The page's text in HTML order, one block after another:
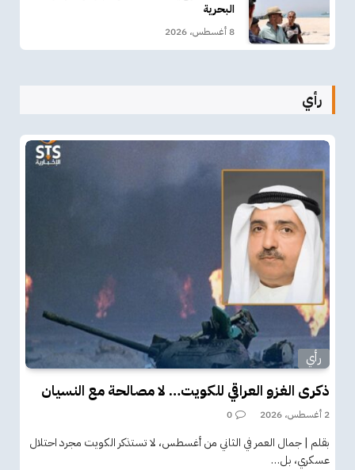
البحرية
8 أغسطس، 2026
رأي
رأي
ذكرى الغزو العراقي للكويت… لا مصالحة مع النسيان
2 أغسطس، 2026 0
بقلم | جمال العمر في الثاني من أغسطس، لا تستذكر الكويت مجرد احتلال
عسكري، بل…